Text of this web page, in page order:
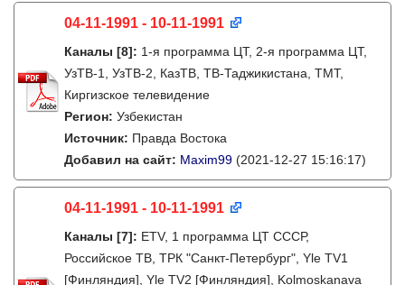
04-11-1991 - 10-11-1991
Каналы [8]: 1-я программа ЦТ, 2-я программа ЦТ,
УзТВ-1, УзТВ-2, КазТВ, ТВ-Таджикистана, ТМТ,
Киргизское телевидение
Регион: Узбекистан
Источник: Правда Востока
Добавил на сайт: Maxim99 (2021-12-27 15:16:17)
04-11-1991 - 10-11-1991
Каналы [7]: ETV, 1 программа ЦТ СССР,
Российское ТВ, ТРК "Санкт-Петербург", Yle TV1
[Финляндия], Yle TV2 [Финляндия], Kolmoskanava